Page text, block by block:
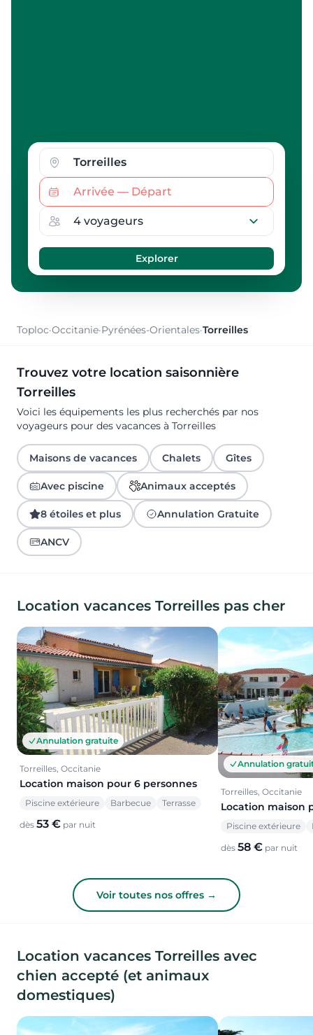
Toploc·Occitanie·Pyrénées-Orientales·Torreilles
Trouvez votre location saisonnière
Torreilles
Voici les équipements les plus recherchés par nos
voyageurs pour des vacances à Torreilles
Maisons de vacances Chalets Gîtes
Avec piscine Animaux acceptés
8 étoiles et plus Annulation Gratuite
ANCV
Location vacances Torreilles pas cher
Annulation gratuite
Torreilles, Occitanie
Location maison pour 6 personnes
Piscine extérieure Barbecue Terrasse
dès 53 € par nuit
Annulation
Torreilles, Occitanie
Location maison
Piscine extérieure
dès 58 € par nuit
Voir toutes nos offres →
Location vacances Torreilles avec
chien accepté (et animaux
domestiques)